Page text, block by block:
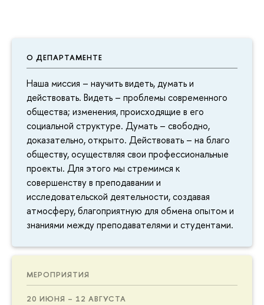
О ДЕПАРТАМЕНТЕ
Наша миссия – научить видеть, думать и
действовать. Видеть – проблемы современного
общества; изменения, происходящие в его
социальной структуре. Думать – свободно,
доказательно, открыто. Действовать – на благо
обществу, осуществляя свои профессиональные
проекты. Для этого мы стремимся к
совершенству в преподавании и
исследовательской деятельности, создавая
атмосферу, благоприятную для обмена опытом и
знаниями между преподавателями и студентами.
МЕРОПРИЯТИЯ
20 ИЮНЯ – 12 АВГУСТА